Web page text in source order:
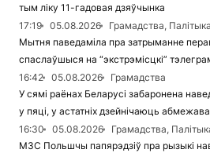
тым ліку 11-гадовая дзяўчынка
17:19
05.08.2026
Грамадства, Палітыка
Мытня паведаміла пра затрыманне
спаслаўшыся на “экстрэмісцкі”
16:42
05.08.2026
Грамадства
У сямі раёнах Беларусі забаронена
у пяці, у астатніх дзейнічаюць
16:30
05.08.2026
Грамадства,
МЗС Польшчы папярэдзіў пра рызыкі